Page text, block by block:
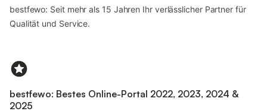
bestfewo: Seit mehr als 15 Jahren Ihr verlässlicher Partner für
Qualität und Service.
bestfewo: Bestes Online-Portal 2022, 2023, 2024 &
2025